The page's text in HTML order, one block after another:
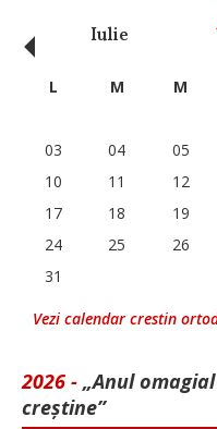
Iulie
‹ L M M
03
04 05
10
11 12
17
18 19
24
25 26
31
Vezi calendar crestin
2026 - „Anul
creștine”